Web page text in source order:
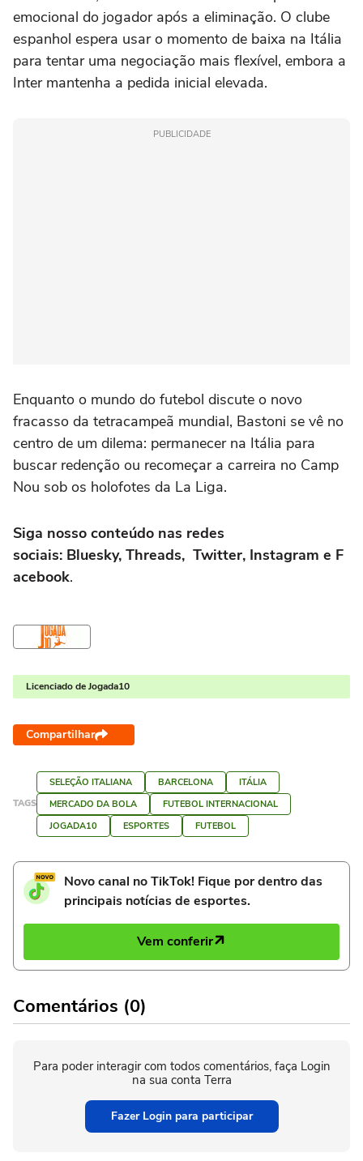
emocional do jogador após a eliminação. O clube
espanhol espera usar o momento de baixa na Itália
para tentar uma negociação mais flexível, embora a
Inter mantenha a pedida inicial elevada.
PUBLICIDADE
Enquanto o mundo do futebol discute o novo
fracasso da tetracampeã mundial, Bastoni se vê no
centro de um dilema: permanecer na Itália para
buscar redenção ou recomeçar a carreira no Camp
Nou sob os holofotes da La Liga.
Siga nosso conteúdo nas redes
sociais: Bluesky, Threads, Twitter, Instagram e F
acebook.
Licenciado de Jogada10
Compartilhar
TAGS
SELEÇÃO ITALIANA BARCELONA
ITÁLIA
MERCADO DA BOLA
FUTEBOL INTERNACIONAL
JOGADA10
ESPORTES FUTEBOL
Novo canal no TikTok! Fique por dentro das
principais notícias de esportes.
Vem conferir
Comentários (0)
Para poder interagir com todos comentários, faça Login
na sua conta Terra
Fazer Login para participar